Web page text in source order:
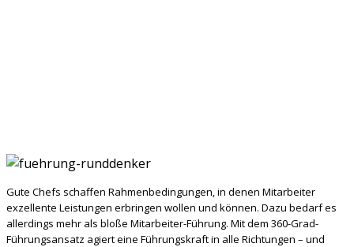
Gute Chefs schaffen Rahmenbedingungen, in denen Mitarbeiter
exzellente Leistungen erbringen wollen und können. Dazu bedarf es
allerdings mehr als bloße Mitarbeiter-Führung. Mit dem 360-Grad-
Führungsansatz agiert eine Führungskraft in alle Richtungen – und